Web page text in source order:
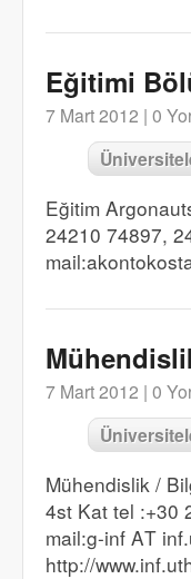
Eğitimi
7 Mart 2012 | 0
Eğitim
24210 74897,
7 Mart 2012 | 0
Mühendislik /
4st Kat tel :+30
mail:g-inf ΑΤ
http://